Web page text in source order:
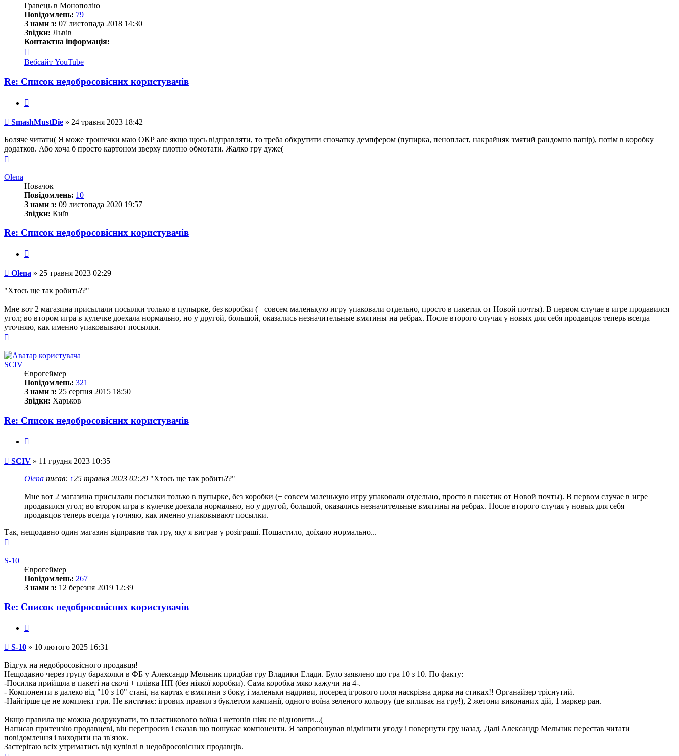
Гравець в Монополію
Повідомлень: 79
З нами з: 07 листопада 2018 14:30
Звідки: Львів
Контактна інформація:
інформація
користувача
SmashMustDie
Вебсайт YouTube
Re: Список недобросовісних користувачів
Повідомлення
SmashMustDie » 24 травня 2023 18:42
Боляче читати( Я може трошечки маю ОКР але якщо щось відправляти, то треба обкрутити спочатку демпфером (пупирка, пенопласт, накрайняк змятий рандомно папір), потім в коробку
додатков. Або хоча б просто картоном зверху плотно обмотати. Жалко гру дуже(
Olena
Новачок
Повідомлень: 10
З нами з: 09 листопада 2020 19:57
Звідки: Київ
Re: Список недобросовісних користувачів
Повідомлення
Olena » 25 травня 2023 02:29
"Хтось ще так робить??"
Мне вот 2 магазина присылали посылки только в пупырке, без коробки (+ совсем маленькую игру упаковали отдельно, просто в пакетик от Новой почты). В первом случае в игре продавился
угол; во втором игра в кулечке доехала нормально, но у другой, большой, оказались незначительные вмятины на ребрах. После второго случая у новых для себя продавцов теперь всегда
уточняю, как именно упаковывают посылки.
SCIV
Єврогеймер
Повідомлень: 321
З нами з: 25 серпня 2015 18:50
Звідки: Харьков
Re: Список недобросовісних користувачів
Повідомлення
SCIV » 11 грудня 2023 10:35
Olena писав: ↑25 травня 2023 02:29 "Хтось ще так робить??"
Мне вот 2 магазина присылали посылки только в пупырке, без коробки (+ совсем маленькую игру упаковали отдельно, просто в пакетик от Новой почты). В первом случае в игре
продавился угол; во втором игра в кулечке доехала нормально, но у другой, большой, оказались незначительные вмятины на ребрах. После второго случая у новых для себя
продавцов теперь всегда уточняю, как именно упаковывают посылки.
Так, нещодавно один магазин відправив так гру, яку я виграв у розіграші. Пощастило, доїхало нормально...
S-10
Єврогеймер
Повідомлень: 267
З нами з: 12 березня 2019 12:39
Re: Список недобросовісних користувачів
Повідомлення
S-10 » 10 лютого 2025 16:31
Відгук на недобросовісного продавця!
Нещодавно через групу барахолки в ФБ у Александр Мельник придбав гру Владики Елади. Було заявлено що гра 10 з 10. По факту:
-Посилка прийшла в пакеті на скочі + плівка НП (без ніякої коробки). Сама коробка мяко кажучи на 4-.
- Компоненти в далеко від "10 з 10" стані, на картах є вмятини з боку, і маленьки надриви, посеред ігрового поля наскрізна дирка на стиках!! Органайзер тріснутий.
-Найгірше це не комплект гри. Не вистачає: ігрових правил з буклетом кампанії, одного воїна зеленого кольору (це впливає на гру!), 2 жетони виконаних дій, 1 маркер ран.
Якщо правила ще можна додрукувати, то пластикового воїна і жетонів ніяк не відновити...(
Написав притензію продавцеві, він перепросив і сказав що пошукає компоненти. Я запропонував відмінити угоду і повернути гру назад. Далі Александр Мельник перестав читати
повідомлення і виходити на зв'язок.
Застерігаю всіх утриматись від купівлі в недобросовісних продавців.